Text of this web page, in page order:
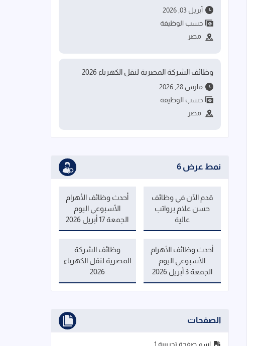
أبريل 03, 2026
حسب الوظيفة
مصر
وظائف الشركة المصرية لنقل الكهرباء 2026
مارس 28, 2026
حسب الوظيفة
مصر
نمط عرض 6
قدم الآن في وظائف
حسن علام برواتب
عالية
أحدث وظائف الأهرام
الأسبوعي اليوم
الجمعة 17 أبريل 2026
أحدث وظائف الأهرام
الأسبوعي اليوم
الجمعة 3 أبريل 2026
وظائف الشركة
المصرية لنقل الكهرباء
2026
الصفحات
اسم صفحة تجريبية 1